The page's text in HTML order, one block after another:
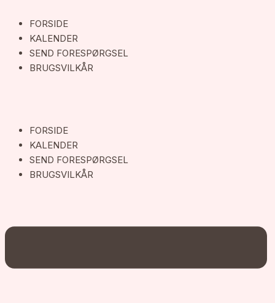
FORSIDE
KALENDER
SEND FORESPØRGSEL
BRUGSVILKÅR
FORSIDE
KALENDER
SEND FORESPØRGSEL
BRUGSVILKÅR